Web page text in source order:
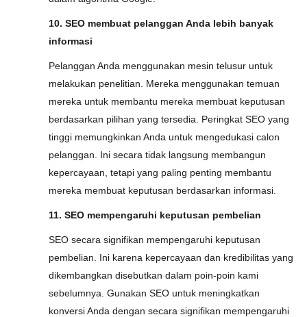
10. SEO membuat pelanggan Anda lebih banyak
informasi
Pelanggan Anda menggunakan mesin telusur untuk
melakukan penelitian. Mereka menggunakan temuan
mereka untuk membantu mereka membuat keputusan
berdasarkan pilihan yang tersedia. Peringkat SEO yang
tinggi memungkinkan Anda untuk mengedukasi calon
pelanggan. Ini secara tidak langsung membangun
kepercayaan, tetapi yang paling penting membantu
mereka membuat keputusan berdasarkan informasi.
11. SEO mempengaruhi keputusan pembelian
SEO secara signifikan mempengaruhi keputusan
pembelian. Ini karena kepercayaan dan kredibilitas yang
dikembangkan disebutkan dalam poin-poin kami
sebelumnya. Gunakan SEO untuk meningkatkan
konversi Anda dengan secara signifikan mempengaruhi